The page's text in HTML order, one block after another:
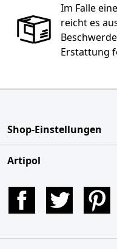
Im Falle
reicht es
Erstattung
Shop-Einstellungen
Artipol
Facebook Twitter